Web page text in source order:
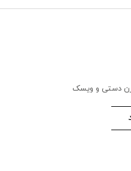
دستی و ویسک